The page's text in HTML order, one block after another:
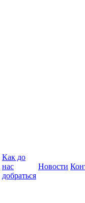
Как до
нас
добраться
Новости